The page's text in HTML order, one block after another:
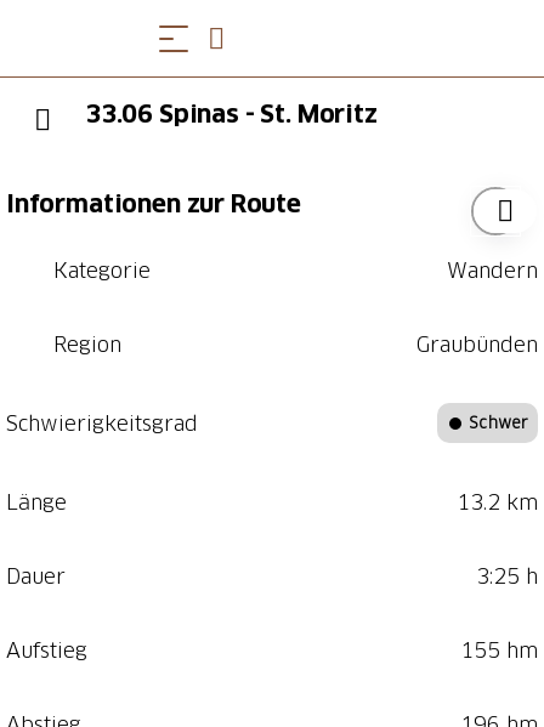
33.06 Spinas - St. Moritz
Informationen zur Route
Kategorie Wandern
Region Graubünden
Schwierigkeitsgrad Schwer
Länge 13.2 km
Dauer 3:25 h
Aufstieg 155 hm